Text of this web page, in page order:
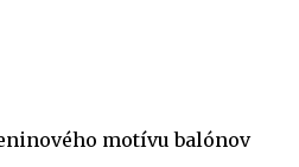
motívu balónov